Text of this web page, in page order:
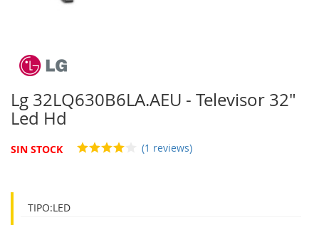
Lg 32LQ630B6LA.AEU - Televisor 32"
Led Hd
SIN STOCK (1 reviews)
TIPO:LED
Saltar
de
de